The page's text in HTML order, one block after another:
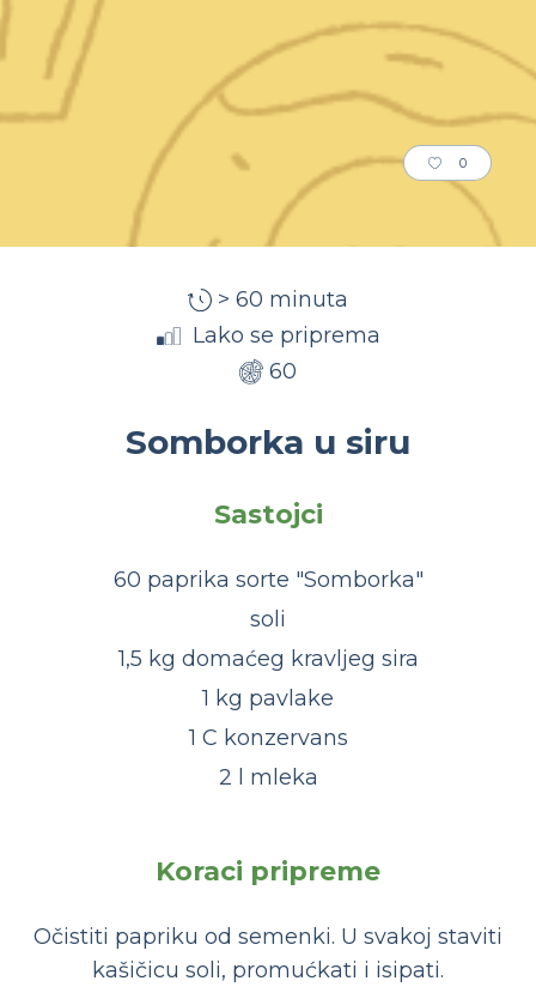
0
> 60 minuta
Lako se priprema
60
Somborka u siru
Sastojci
60 paprika sorte "Somborka"
soli
1,5 kg domaćeg kravljeg sira
1 kg pavlake
1 C konzervans
2 l mleka
Koraci pripreme
Očistiti papriku od semenki. U svakoj staviti
kašičicu soli, promućkati i isipati.